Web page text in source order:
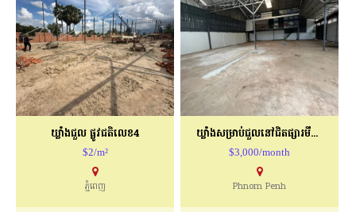
ឃ្លាំងជួល ផ្លូវជតិលេខ4
$2/m²
ភ្នំពេញ
ឃ្លាំងសម្រាប់ជួលនៅជិតផ្សារមីតថោន
$3,000/month
Phnom Penh